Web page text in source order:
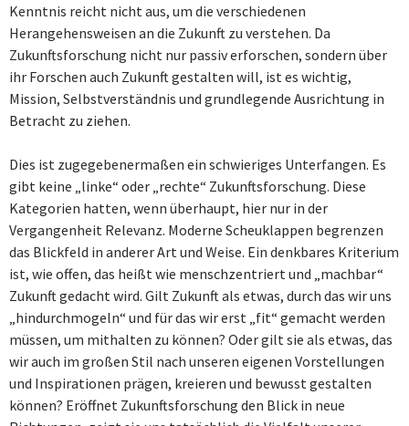
Kenntnis reicht nicht aus, um die verschiedenen
Herangehensweisen an die Zukunft zu verstehen. Da
Zukunftsforschung nicht nur passiv erforschen, sondern über
ihr Forschen auch Zukunft gestalten will, ist es wichtig,
Mission, Selbstverständnis und grundlegende Ausrichtung in
Betracht zu ziehen.
Dies ist zugegebenermaßen ein schwieriges Unterfangen. Es
gibt keine „linke“ oder „rechte“ Zukunftsforschung. Diese
Kategorien hatten, wenn überhaupt, hier nur in der
Vergangenheit Relevanz. Moderne Scheuklappen begrenzen
das Blickfeld in anderer Art und Weise. Ein denkbares Kriterium
ist, wie offen, das heißt wie menschzentriert und „machbar“
Zukunft gedacht wird. Gilt Zukunft als etwas, durch das wir uns
„hindurchmogeln“ und für das wir erst „fit“ gemacht werden
müssen, um mithalten zu können? Oder gilt sie als etwas, das
wir auch im großen Stil nach unseren eigenen Vorstellungen
und Inspirationen prägen, kreieren und bewusst gestalten
können? Eröffnet Zukunftsforschung den Blick in neue